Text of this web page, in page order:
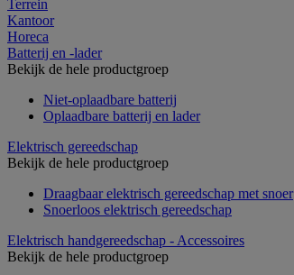
Terrein
Kantoor
Horeca
Batterij en -lader
Bekijk de hele productgroep
Niet-oplaadbare batterij
Oplaadbare batterij en lader
Elektrisch gereedschap
Bekijk de hele productgroep
Draagbaar elektrisch gereedschap met snoer
Snoerloos elektrisch gereedschap
Elektrisch handgereedschap - Accessoires
Bekijk de hele productgroep